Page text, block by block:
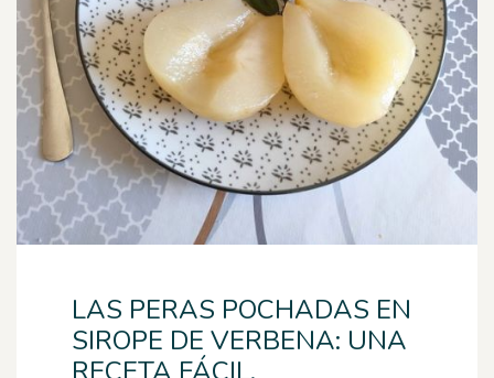
LAS PERAS POCHADAS EN
SIROPE DE VERBENA: UNA